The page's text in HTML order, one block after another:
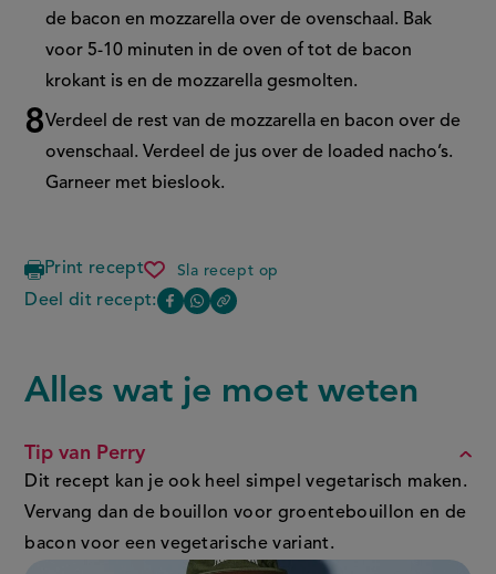
de bacon en mozzarella over de ovenschaal. Bak
voor 5-10 minuten in de oven of tot de bacon
krokant is en de mozzarella gesmolten.
Verdeel de rest van de mozzarella en bacon over de
ovenschaal. Verdeel de jus over de loaded nacho’s.
Garneer met bieslook.
Print recept Sla recept op
poutine
loaded
nacho’s
Deel dit recept:
Deel
pagina
op
(opent
venster,
Deel
(opent
in
nieuw
venster,
Copy
this
FAQ
Alles wat je moet weten
Tip van Perry
Dit recept kan je ook heel simpel vegetarisch maken.
Vervang dan de bouillon voor groentebouillon en de
bacon voor een vegetarische variant.